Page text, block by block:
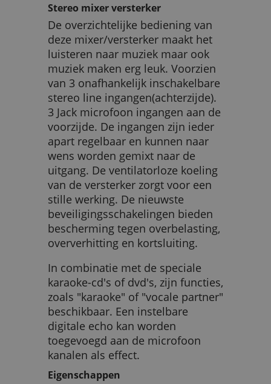
Stereo mixer versterker
De overzichtelijke bediening van
deze mixer/versterker maakt het
luisteren naar muziek maar ook
muziek maken erg leuk. Voorzien
van 3 onafhankelijk inschakelbare
stereo line ingangen(achterzijde).
3 Jack microfoon ingangen aan de
voorzijde. De ingangen zijn ieder
apart regelbaar en kunnen naar
wens worden gemixt naar de
uitgang. De ventilatorloze koeling
van de versterker zorgt voor een
stille werking. De nieuwste
beveiligingsschakelingen bieden
bescherming tegen overbelasting,
oververhitting en kortsluiting.
In combinatie met de speciale
karaoke-cd's of dvd's, zijn functies,
zoals "karaoke" of "vocale partner"
beschikbaar. Een instelbare
digitale echo kan worden
toegevoegd aan de microfoon
kanalen als effect.
Eigenschappen